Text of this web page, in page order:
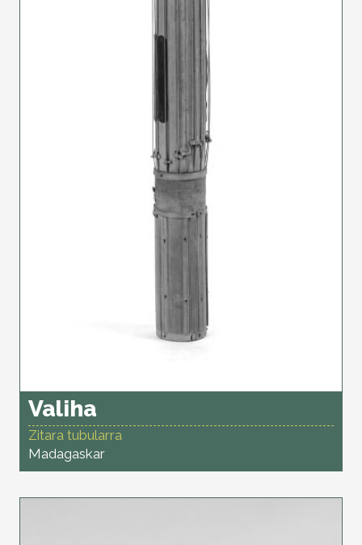
Valiha
Zitara tubularra
Madagaskar